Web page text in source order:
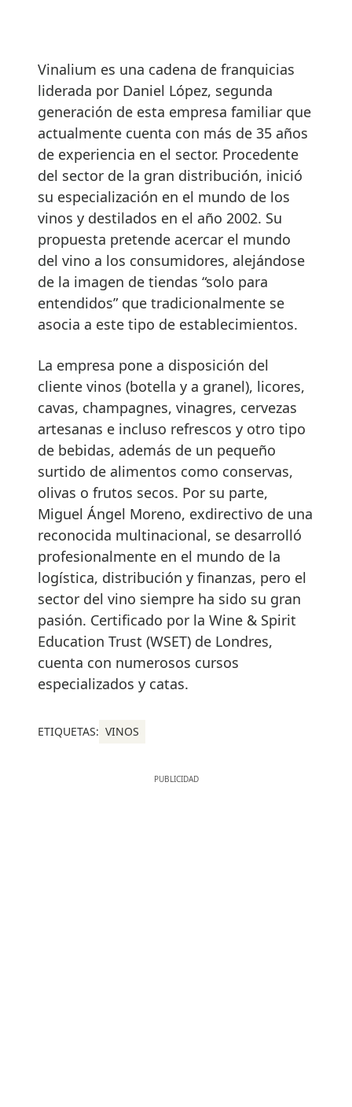
Vinalium es una cadena de franquicias
liderada por Daniel López, segunda
generación de esta empresa familiar que
actualmente cuenta con más de 35 años
de experiencia en el sector. Procedente
del sector de la gran distribución, inició
su especialización en el mundo de los
vinos y destilados en el año 2002. Su
propuesta pretende acercar el mundo
del vino a los consumidores, alejándose
de la imagen de tiendas “solo para
entendidos” que tradicionalmente se
asocia a este tipo de establecimientos.
La empresa pone a disposición del
cliente vinos (botella y a granel), licores,
cavas, champagnes, vinagres, cervezas
artesanas e incluso refrescos y otro tipo
de bebidas, además de un pequeño
surtido de alimentos como conservas,
olivas o frutos secos. Por su parte,
Miguel Ángel Moreno, exdirectivo de una
reconocida multinacional, se desarrolló
profesionalmente en el mundo de la
logística, distribución y finanzas, pero el
sector del vino siempre ha sido su gran
pasión. Certificado por la Wine & Spirit
Education Trust (WSET) de Londres,
cuenta con numerosos cursos
especializados y catas.
ETIQUETAS: VINOS